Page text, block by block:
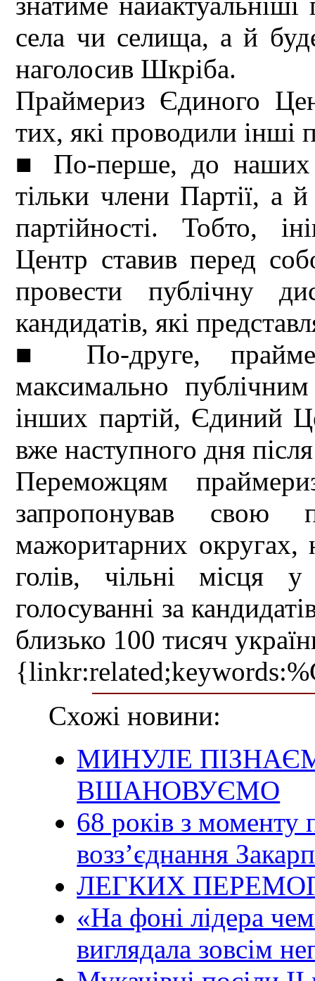
села чи селища, а й
наголосив Шкріба.
Праймериз Єдиного
тих, які проводили інші
■ По-перше, до наших
тільки члени Партії, а
партійності. Тобто,
Центр ставив перед
провести публічну
кандидатів, які
■ По-друге,
максимально
інших партій, Єдиний
вже наступного дня
Переможцям
запропонував свою
мажоритарних округах,
голів, чільні місця
голосуванні за
близько 100 тисяч
Схожі новини:
МИНУЛЕ
ВШАНОВУЄМО
68 років з моменту
возз’єднання
ЛЕГКИХ
«На фоні лідера
виглядала зовсім